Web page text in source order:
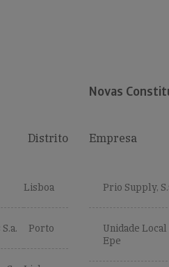
Distrito
Lisboa
Porto
Novas
Empresa
Prio Supply,
Unidade
Epe